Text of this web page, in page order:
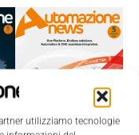
utilizziamo tecnologie